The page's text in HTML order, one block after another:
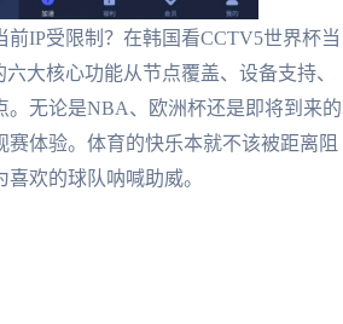
IP受限制？在韩国看CCTV5世界杯当
大核心功能从节点覆盖、设备支持、
无论是NBA、欧洲杯还是即将到来的
体验。体育的快乐本就不该被距离阻
欢的球队呐喊助威。